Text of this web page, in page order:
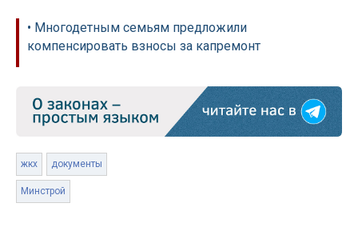
• Многодетным семьям предложили
компенсировать взносы за капремонт
жкх документы
Минстрой